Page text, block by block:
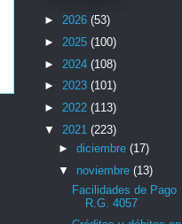
► 2026 (53)
► 2025 (100)
► 2024 (108)
► 2023 (101)
► 2022 (113)
▼ 2021 (223)
► diciembre (17)
▼ noviembre (13)
Facilidades de Pago
R.G. 4057